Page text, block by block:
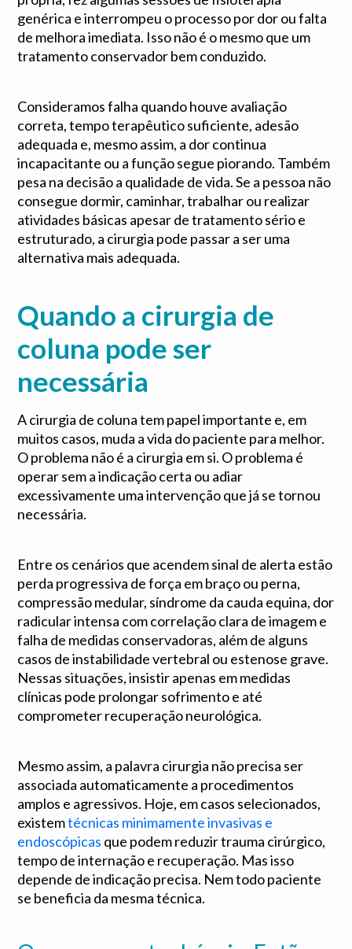
genérica e interrompeu o processo por dor ou falta
de melhora imediata. Isso não é o mesmo que um
tratamento conservador bem conduzido.
Consideramos falha quando houve avaliação
correta, tempo terapêutico suficiente, adesão
adequada e, mesmo assim, a dor continua
incapacitante ou a função segue piorando. Também
pesa na decisão a qualidade de vida. Se a pessoa não
consegue dormir, caminhar, trabalhar ou realizar
atividades básicas apesar de tratamento sério e
estruturado, a cirurgia pode passar a ser uma
alternativa mais adequada.
Quando a cirurgia de
coluna pode ser
necessária
A cirurgia de coluna tem papel importante e, em
muitos casos, muda a vida do paciente para melhor.
O problema não é a cirurgia em si. O problema é
operar sem a indicação certa ou adiar
excessivamente uma intervenção que já se tornou
necessária.
Entre os cenários que acendem sinal de alerta estão
perda progressiva de força em braço ou perna,
compressão medular, síndrome da cauda equina, dor
radicular intensa com correlação clara de imagem e
falha de medidas conservadoras, além de alguns
casos de instabilidade vertebral ou estenose grave.
Nessas situações, insistir apenas em medidas
clínicas pode prolongar sofrimento e até
comprometer recuperação neurológica.
Mesmo assim, a palavra cirurgia não precisa ser
associada automaticamente a procedimentos
amplos e agressivos. Hoje, em casos selecionados,
existemtécnicas minimamente invasivas e
endoscópicas que podem reduzir trauma cirúrgico,
tempo de internação e recuperação. Mas isso
depende de indicação precisa. Nem todo paciente
se beneficia da mesma técnica.